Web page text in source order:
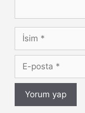
İsim
posta